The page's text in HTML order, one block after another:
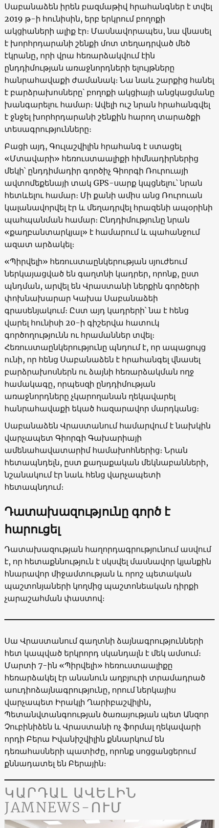
Սաբանաձեն իրեն բազմաթիվ հրահանգներ է տվել
2019 թ-ի հունիսին, երբ երկրում բողոքի
ակցիաների ալիք էր։ Մասնավորապես, նա վնասել
է խորհրդարանի շենքի մոտ տեղադրված մեծ
էկրանը, որի վրա հեռարձակվում էին
ընդդիմության առաջնորդների ելույթները
հանրահավաքի ժամանակ։ Նա նաև շարքից հանել
է բարձրախոսները՝ բողոքի ակցիայի անցկացմանը
խանգարելու համար։ Ավելի ուշ նրան հրահանգվել
է ջնջել խորհրդարանի շենքին հարող տարածքի
տեսագրությունները։
Բացի այդ, Գուլաշվիլին հրահանգ է ստացել
«Մտավարի» հեռուստաալիքի հիմնադիրներից
մեկի՝ ընդդիմադիր գործիչ Գիորգի Ռուրուայի
ավտոմեքենայի տակ GPS-սարք կպցնելու՝ նրան
հետևելու համար։ Մի քանի ամիս անց Ռուրուան
կալանավորվել էր և մեղադրվել հրազենի ապօրինի
պահպանման համար։ Ընդդիմությունը նրան
«քաղբանտարկյալ» է համարում և պահանջում
ազատ արձակել։
«Պիրվելի» հեռուստաընկերության սյուժեում
ներկայացված են գաղտնի կադրեր, որոնք, ըստ
պնդման, արվել են Վրաստանի ներքին գործերի
փոխնախարար Կախա Սաբանաձեի
գրասենյակում։ Ըստ այդ կադրերի՝ նա է հենց
վարել հունիսի 20-ի գիշերվա հատուկ
գործողությունն ու հրամաններ տվել։
Հեռուստաընկերությունը պնդում է, որ ապացույց
ունի, որ հենց Սաբանաձեն է հրահանգել վնասել
բարձրախոսներն ու ձայնի հեռարձակման ողջ
համակագը, որպեսզի ընդդիմության
առաջնորդները չկարողանան ղեկավարել
հանրահավաքի եկած հազարավոր մարդկանց։
Սաբանաձեն Վրաստանում համարվում է նախկին
վարչապետ Գիորգի Գախարիայի
ամենահավատարիմ համախոհներից։ Նրան
հետապնդելն, ըստ քաղաքական մեկնաբանների,
նշանակում էր նաև հենց վարչապետի
հետապնդում։
Դատախազությունը գործ է
հարուցել
Դատախազության հաղորդագրությունում ասվում
է, որ հետաքննություն է սկսվել մասնավոր կյանքին
հնարավոր միջամտության և որոշ պետական
պաշտոնյաների կողմից պաշտոնեական դիրքի
չարաշահման փաստով։
Սա Վրաստանում գաղտնի ձայնագրությունների
հետ կապված երկրորդ սկանդալն է մեկ ամսում։
Մարտի 7-ին «Պիրվելի» հեռուստաալիքը
հեռարձակել էր անանուն աղբյուրի տրամադրած
աուդիոձայնագրությունը, որում ներկայիս
վարչապետ Իրակլի Ղարիբաշվիլին,
Պետանվտանգոության ծառայության պետ Անզոր
Չուբինիձեն և Վրաստանի ոչ ֆորմալ ղեկավարի
որդի Բերա Իվանիշվիլին քննարկում են
դեռահասների պատիժը, որոնք սոցցանցերում
քննադատել են Բերային։
ԿԱՐԴԱԼ ԱՎԵԼԻՆ
JAMNEWS-ՈՒՄ